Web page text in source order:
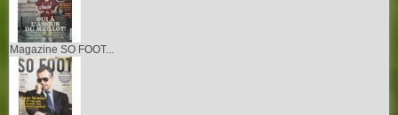
Magazine SO FOOT...